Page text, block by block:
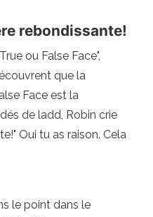
rebondissante!
ou False Face",
que la
Face est la
de ladd, Robin crie
Oui tu as raison. Cela
le point dans le